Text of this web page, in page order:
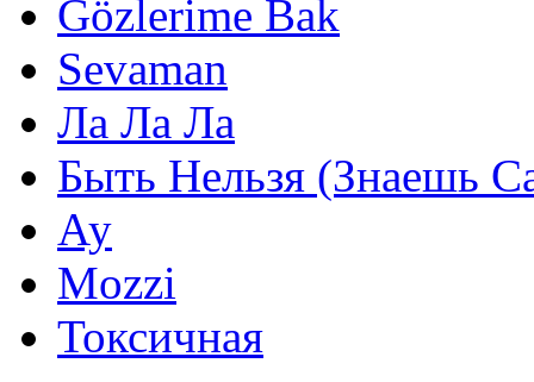
Gözlerime Bak
Sevaman
Ла Ла Ла
Быть Нельзя (Знаешь
Ау
Mozzi
Токсичная